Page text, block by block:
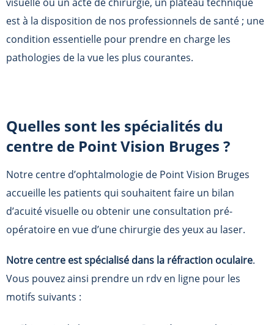
est à la disposition de nos professionnels de santé ; une
condition essentielle pour prendre en charge les
pathologies de la vue les plus courantes.
Quelles sont les spécialités du
centre de Point Vision Bruges ?
Notre centre d’ophtalmologie de Point Vision Bruges
accueille les patients qui souhaitent faire un bilan
d’acuité visuelle ou obtenir une consultation pré-
opératoire en vue d’une chirurgie des yeux au laser.
Notre centre est spécialisé dans la réfraction oculaire.
Vous pouvez ainsi prendre un rdv en ligne pour les
motifs suivants :